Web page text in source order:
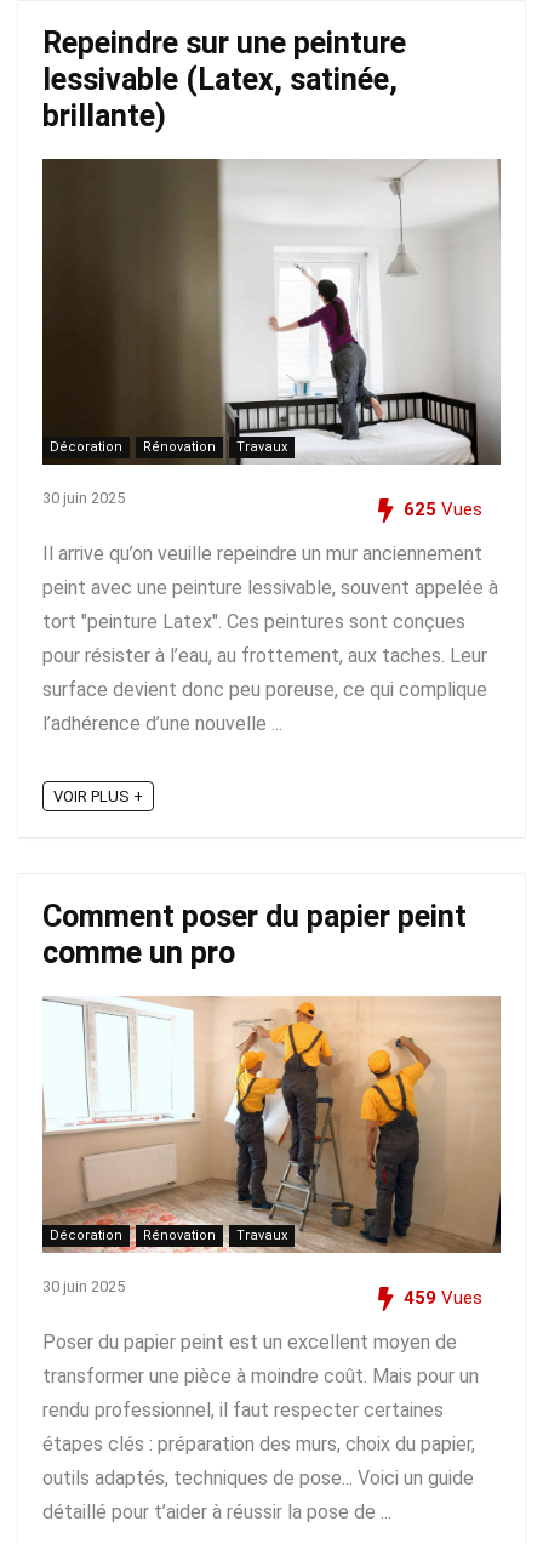
Repeindre sur une peinture
lessivable (Latex, satinée,
brillante)
Décoration Rénovation Travaux
30 juin 2025
625 Vues
Il arrive qu’on veuille repeindre un mur anciennement
peint avec une peinture lessivable, souvent appelée à
tort "peinture Latex". Ces peintures sont conçues
pour résister à l’eau, au frottement, aux taches. Leur
surface devient donc peu poreuse, ce qui complique
l’adhérence d’une nouvelle ...
VOIR PLUS +
Comment poser du papier peint
comme un pro
Décoration Rénovation Travaux
30 juin 2025
459 Vues
Poser du papier peint est un excellent moyen de
transformer une pièce à moindre coût. Mais pour un
rendu professionnel, il faut respecter certaines
étapes clés : préparation des murs, choix du papier,
outils adaptés, techniques de pose... Voici un guide
détaillé pour t’aider à réussir la pose de ...